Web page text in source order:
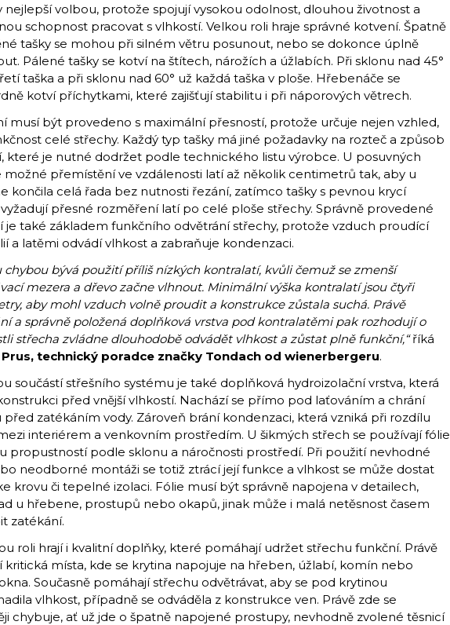
nejlepší volbou, protože spojují vysokou odolnost, dlouhou životnost a
schopnost pracovat s vlhkostí. Velkou roli hraje správné kotvení. Špatně
tašky se mohou při silném větru posunout, nebo se dokonce úplně
Pálené tašky se kotví na štítech, nárožích a úžlabích. Při sklonu nad 45°
taška a při sklonu nad 60° už každá taška v ploše. Hřebenáče se
kotví příchytkami, které zajišťují stabilitu i při náporových větrech.
musí být provedeno s maximální přesností, protože určuje nejen vzhled,
celé střechy. Každý typ tašky má jiné požadavky na rozteč a způsob
které je nutné dodržet podle technického listu výrobce. U posuvných
možné přemístění ve vzdálenosti latí až několik centimetrů tak, aby u
končila celá řada bez nutnosti řezání, zatímco tašky s pevnou krycí
přesné rozměření latí po celé ploše střechy. Správně provedené
je také základem funkčního odvětrání střechy, protože vzduch proudící
a latěmi odvádí vlhkost a zabraňuje kondenzaci.
chybou bývá použití příliš nízkých kontralatí, kvůli čemuž se zmenší
mezera a dřevo začne vlhnout. Minimální výška kontralatí jsou čtyři
aby mohl vzduch volně proudit a konstrukce zůstala suchá. Právě
a správně položená doplňková vrstva pod kontralatěmi pak rozhodují o
střecha zvládne dlouhodobě odvádět vlhkost a zůstat plně funkční,“říká
technický poradce značky Tondach od wienerbergeru.
součástí střešního systému je také doplňková hydroizolační vrstva, která
před vnější vlhkostí. Nachází se přímo pod laťováním a chrání
před zatékáním vody. Zároveň brání kondenzaci, která vzniká při rozdílu
interiérem a venkovním prostředím. U šikmých střech se používají fólie
propustností podle sklonu a náročnosti prostředí. Při použití nevhodné
neodborné montáži se totiž ztrácí její funkce a vlhkost se může dostat
krovu či tepelné izolaci. Fólie musí být správně napojena v detailech,
u hřebene, prostupů nebo okapů, jinak může i malá netěsnost časem
zatékání.
roli hrají i kvalitní doplňky, které pomáhají udržet střechu funkční. Právě
kritická místa, kde se krytina napojuje na hřeben, úžlabí, komín nebo
Současně pomáhají střechu odvětrávat, aby se pod krytinou
vlhkost, případně se odváděla z konstrukce ven. Právě zde se
chybuje, ať už jde o špatně napojené prostupy, nevhodně zvolené těsnicí